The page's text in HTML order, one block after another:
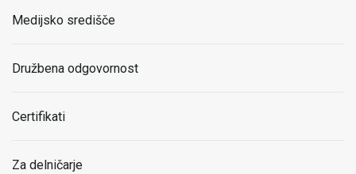
Medijsko središče
Družbena odgovornost
Certifikati
Za delničarje